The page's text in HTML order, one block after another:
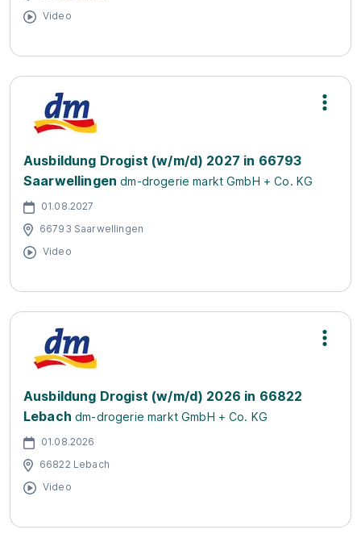
Video
Ausbildung Drogist (w/m/d) 2027 in 66793
Saarwellingen dm-drogerie markt GmbH + Co. KG
01.08.2027
66793 Saarwellingen
Video
Ausbildung Drogist (w/m/d) 2026 in 66822
Lebach dm-drogerie markt GmbH + Co. KG
01.08.2026
66822 Lebach
Video